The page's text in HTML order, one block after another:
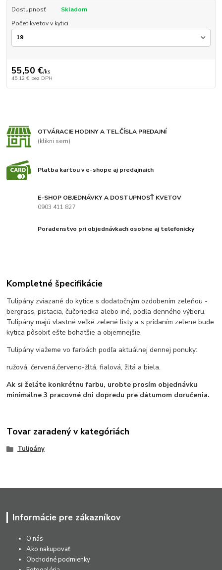
Dostupnosť
Skladom
Počet kvetov v kytici
55,50 €/ks
45,12 € bez DPH
OTVÁRACIE HODINY A TEL.ČÍSLA PREDAJNÍ
(klikni sem)
Platba kartou v e-shope aj predajnaich
E-SHOP OBJEDNÁVKY A DOSTUPNOSŤ KVETOV
0903 411 827
Poradenstvo pri objednávkach osobne aj telefonicky
Kompletné špecifikácie
Tulipány zviazané do kytice s dodatočným ozdobením zeleňou -
bergrass, pistacia, čučoriedka alebo iné, podľa denného výberu.
Tulipány majú vlastné veľké zelené listy a s pridaním zelene bude
kytica pôsobiť ešte bohatšie a objemnejšie.
Tulipány viažeme vo farbách podľa aktuálnej dennej ponuky:
ružová, červená,červeno-žltá, fialová, žltá a biela.
Ak si želáte konkrétnu farbu, urobte prosím objednávku
minimálne 3 pracovné dni dopredu pre dátumom doručenia.
Tovar zaradený v kategóriách
Tulipány
Informácie pre zákazníkov
O nás
Ako nakupovať
Obchodné podmienky